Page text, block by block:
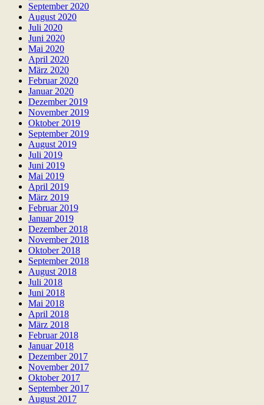
September 2020
August 2020
Juli 2020
Juni 2020
Mai 2020
April 2020
März 2020
Februar 2020
Januar 2020
Dezember 2019
November 2019
Oktober 2019
September 2019
August 2019
Juli 2019
Juni 2019
Mai 2019
April 2019
März 2019
Februar 2019
Januar 2019
Dezember 2018
November 2018
Oktober 2018
September 2018
August 2018
Juli 2018
Juni 2018
Mai 2018
April 2018
März 2018
Februar 2018
Januar 2018
Dezember 2017
November 2017
Oktober 2017
September 2017
August 2017